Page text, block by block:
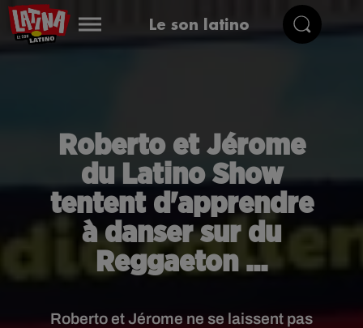
Le son latino
Roberto et Jérome
du Latino Show
tentent d'apprendre
à danser sur du
Reggaeton ...
Roberto et Jérome ne se laissent pas